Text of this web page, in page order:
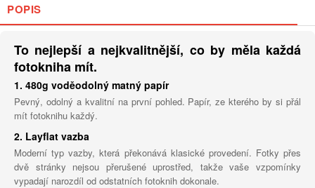
POPIS
To nejlepší a nejkvalitnější, co by měla každá
fotokniha mít.
1. 480g voděodolný matný papír
Pevný, odolný a kvalitní na první pohled. Papír, ze kterého by si přál
mít fotoknihu každý.
2. Layflat vazba
Moderní typ vazby, která překonává klasické provedení. Fotky přes
dvě stránky nejsou přerušené uprostřed, takže vaše vzpomínky
vypadají narozdíl od odstatních fotoknih dokonale.